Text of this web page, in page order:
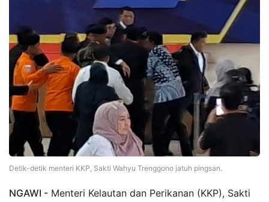
Detik-detik menteri KKP, Sakti Wahyu Trenggono jatuh pingsan.
NGAWI - Menteri Kelautan dan Perikanan (KKP), Sakti